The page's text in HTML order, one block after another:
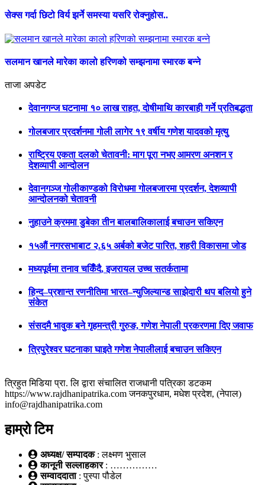
सेक्स गर्दा छिटो विर्य झर्ने समस्या यसरि रोक्नुहोस..
सलमान खानले मारेका कालो हरिणको सम्झनामा स्मारक बन्ने
ताजा अपडेट
देवानगन्ज घटनामा १० लाख राहत, दोषीमाथि कारबाही गर्ने प्रतिबद्धता
गोलबजार प्रदर्शनमा गोली लागेर १९ वर्षीय गणेश यादवको मृत्यु
राष्ट्रिय एकता दलको चेतावनी: माग पूरा नभए आमरण अनशन र
देशव्यापी आन्दोलन
देवानगञ्ज गोलीकाण्डको विरोधमा गोलबजारमा प्रदर्शन, देशव्यापी
आन्दोलनको चेतावनी
नुहाउने क्रममा डुबेका तीन बालबालिकालाई बचाउन सकिएन
१५औं नगरसभाबाट २.६५ अर्बको बजेट पारित, शहरी विकासमा जोड
मध्यपूर्वमा तनाव चर्किँदै, इजरायल उच्च सतर्कतामा
हिन्द–प्रशान्त रणनीतिमा भारत–न्युजिल्यान्ड साझेदारी थप बलियो हुने
संकेत
संसदमै भावुक बने गृहमन्त्री गुरुङ, गणेश नेपाली प्रकरणमा दिए जवाफ
त्रिपुरेश्वर घटनाका घाइते गणेश नेपालीलाई बचाउन सकिएन
त्रिहुत मिडिया प्रा. लि द्वारा संचालित राजधानी पत्रिका डटकम
https://www.rajdhanipatrika.com जनकपुरधाम, मधेश प्रदेश, (नेपाल)
info@rajdhanipatrika.com
हाम्रो टिम
अध्यक्ष/ सम्पादक: लक्ष्मण भुसाल
कानूनी सल्लाहकार : ……………
सम्वाददाता: पुस्पा पौडेल